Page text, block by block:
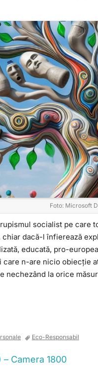
Foto: Microsoft
socialist pe care
dacă-l înfierează
educată, pro-
care n-are nicio obiecție
nechezând la orice
Eco-Responsabil
Camera 1800